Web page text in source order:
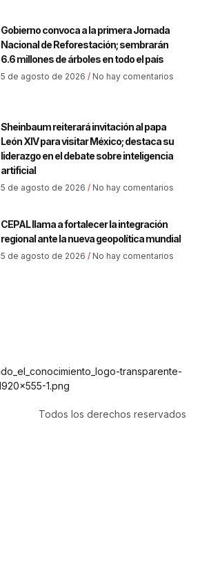
Gobierno convoca a la primera Jornada
Nacional de Reforestación; sembrarán
6.6 millones de árboles en todo el país
5 de agosto de 2026 No hay comentarios
Sheinbaum reiterará invitación al papa
León XIV para visitar México; destaca su
liderazgo en el debate sobre inteligencia
artificial
5 de agosto de 2026 No hay comentarios
CEPAL llama a fortalecer la integración
regional ante la nueva geopolítica mundial
5 de agosto de 2026 No hay comentarios
Todos los derechos reservados